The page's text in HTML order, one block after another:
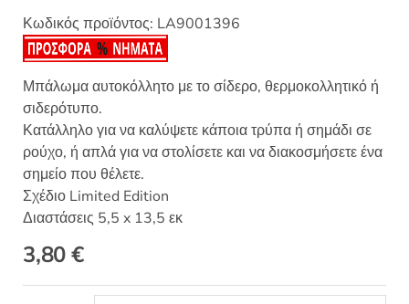
Κωδικός προϊόντος: LA9001396
Μπάλωμα αυτοκόλλητο με το σίδερο, θερμοκολλητικό ή
σιδερότυπο.
Κατάλληλο για να καλύψετε κάποια τρύπα ή σημάδι σε
ρούχο, ή απλά για να στολίσετε και να διακοσμήσετε ένα
σημείο που θέλετε.
Σχέδιο Limited Edition
Διαστάσεις 5,5 x 13,5 εκ
3,80€